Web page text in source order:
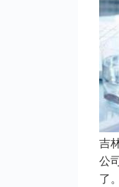
吉
公
了